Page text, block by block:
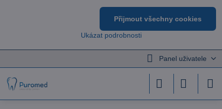
Panel uživatele
Ukázat podrobnosti
Přijmout všechny cookies